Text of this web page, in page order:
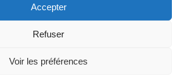
Accepter
Refuser
Voir les préférences
12 97 02
- 2026 | Mentions légales